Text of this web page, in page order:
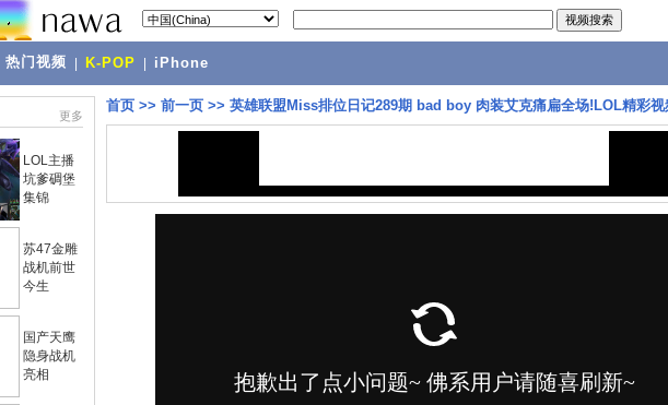
热门视频 K-POP iPhone
更多
LOL主播
坑爹碉堡
集锦
苏47金雕
战机前世
今生
国产天鹰
隐身战机
亮相
首页 >> 前一页 >> 英雄联盟Miss排位日记289期 bad boy 肉装艾克痛扁全场!LOL精彩视